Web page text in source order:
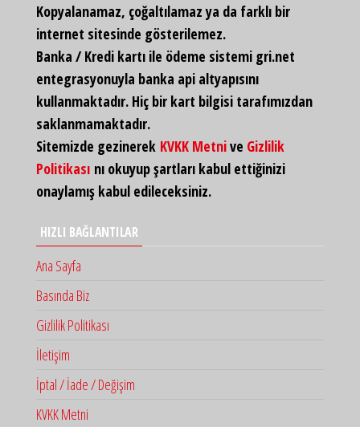
Kopyalanamaz, çoğaltılamaz ya da farklı bir
internet sitesinde gösterilemez.
Banka / Kredi kartı ile ödeme sistemi gri.net
entegrasyonuyla banka api altyapısını
kullanmaktadır. Hiç bir kart bilgisi tarafımızdan
saklanmamaktadır.
Sitemizde gezinerek KVKK Metnive Gizlilik
Politikası nı okuyup şartları kabul ettiğinizi
onaylamış kabul edileceksiniz.
HIZLI BAĞLANTILAR
Ana Sayfa
Basında Biz
Gizlilik Politikası
İletişim
İptal / İade / Değişim
KVKK Metni